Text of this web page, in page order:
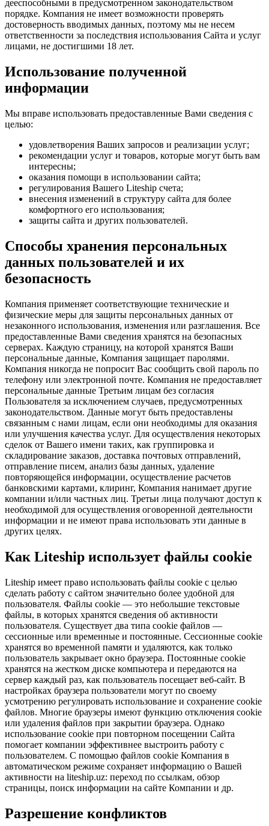
дееспособными в предусмотренном законодательством
порядке. Компания не имеет возможности проверять
достоверность вводимых данных, поэтому мы не несем
ответственности за последствия использования Сайта и услуг
лицами, не достигшими 18 лет.
Использование полученной
информации
Мы вправе использовать предоставленные Вами сведения с
целью:
удовлетворения Ваших запросов и реализации услуг;
рекомендации услуг и товаров, которые могут быть вам
интересны;
оказания помощи в использовании сайта;
регулирования Вашего Liteship счета;
внесения изменений в структуру сайта для более
комфортного его использования;
защиты сайта и других пользователей.
Способы хранения персональных
данных пользователей и их
безопасность
Компания применяет соответствующие технические и
физические меры для защиты персональных данных от
незаконного использования, изменения или разглашения. Все
предоставленные Вами сведения хранятся на безопасных
серверах. Каждую страницу, на которой хранятся Ваши
персональные данные, Компания защищает паролями.
Компания никогда не попросит Вас сообщить свой пароль по
телефону или электронной почте. Компания не предоставляет
персональные данные Третьим лицам без согласия
Пользователя за исключением случаев, предусмотренных
законодательством. Данные могут быть предоставлены
связанным с нами лицам, если они необходимы для оказания
или улучшения качества услуг. Для осуществления некоторых
сделок от Вашего имени таких, как группировка и
складирование заказов, доставка почтовых отправлений,
отправление писем, анализ базы данных, удаление
повторяющейся информации, осуществление расчетов
банковскими картами, клиринг, Компания нанимает другие
компании и/или частных лиц. Третьи лица получают доступ к
необходимой для осуществления оговоренной деятельности
информации и не имеют права использовать эти данные в
других целях.
Как Liteship использует файлы cookie
Liteship имеет право использовать файлы cookie с целью
сделать работу с сайтом значительно более удобной для
пользователя. Файлы cookie — это небольшие текстовые
файлы, в которых хранятся сведения об активности
пользователя. Существует два типа cookie файлов —
сессионные или временные и постоянные. Сессионные cookie
хранятся во временной памяти и удаляются, как только
пользователь закрывает окно браузера. Постоянные cookie
хранятся на жестком диске компьютера и передаются на
сервер каждый раз, как пользователь посещает веб-сайт. В
настройках браузера пользователи могут по своему
усмотрению регулировать использование и сохранение cookie
файлов. Многие браузеры имеют функцию отключения cookie
или удаления файлов при закрытии браузера. Однако
использование cookie при повторном посещении Сайта
помогает компании эффективнее выстроить работу с
пользователем. С помощью файлов cookie Компания в
автоматическом режиме сохраняет информацию о Вашей
активности на liteship.uz: переход по ссылкам, обзор
страницы, поиск информации на сайте Компании и др.
Разрешение конфликтов